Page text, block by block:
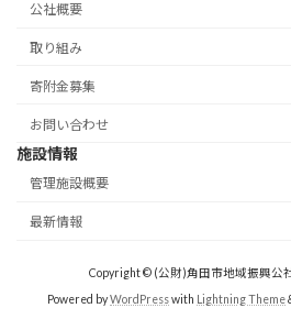
公社概要
取り組み
寄附金募集
お問い合わせ
施設情報
管理施設概要
最新情報
Copyright © (公財)角田市地域振興公
Powered byWordPresswith Lightning Theme